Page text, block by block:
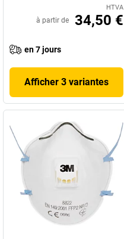
HTVA
à partir de 34,50 €
en 7 jours
Afficher 3 variantes